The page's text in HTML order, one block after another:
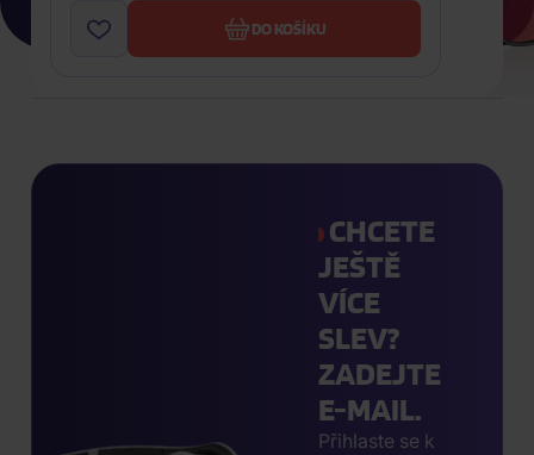
DO KOŠÍKU
CHCETE
JEŠTĚ
VÍCE
SLEV?
ZADEJTE
E-MAIL.
Přihlaste se k